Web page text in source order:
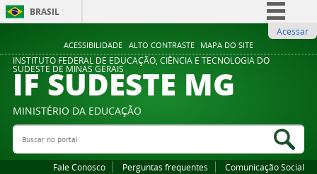
ACESSIBILIDADE ALTO CONTRASTE MAPA DO SITE
BRASIL
Comunica BR
Participe
Legislação
Acessar
INSTITUTO FEDERAL DE EDUCAÇÃO, CIÊNCIA E TECNOLOGIA DO
SUDESTE DE MINAS GERAIS
IF SUDESTE MG
MINISTÉRIO DA EDUCAÇÃO
Buscar no portal
Fale Conosco Perguntas frequentes Comunicação Social